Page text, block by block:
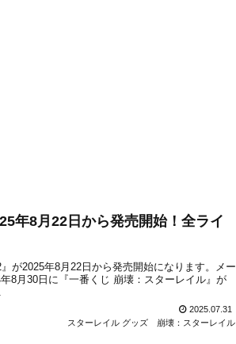
年8月22日から発売開始！全ライ
が2025年8月22日から発売開始になります。メー
8月30日に『一番くじ 崩壊：スターレイル』が
2025.07.31
スターレイル グッズ
崩壊：スターレイル